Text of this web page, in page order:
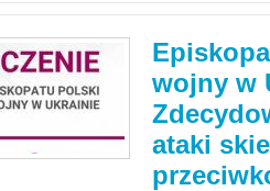
wojny w
ataki